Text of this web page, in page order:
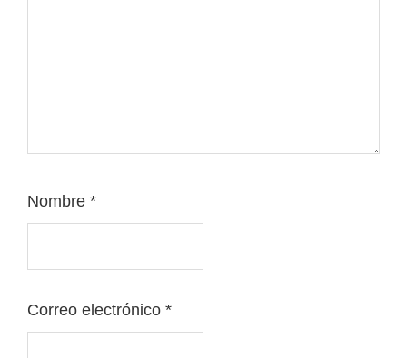
Nombre *
Correo electrónico *